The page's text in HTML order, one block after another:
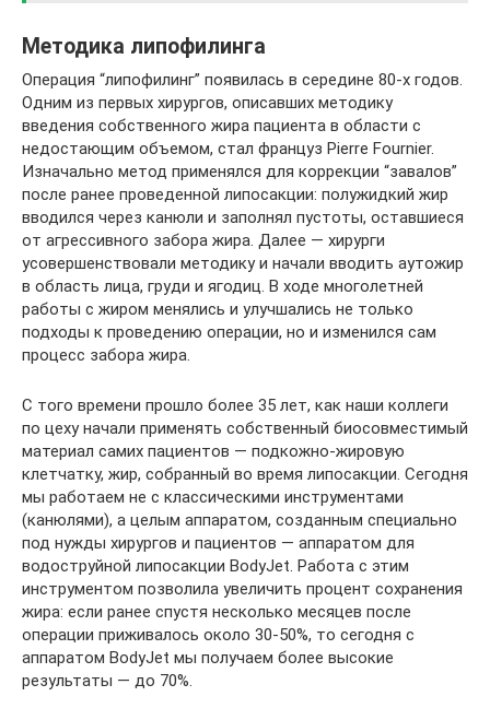
Методика липофилинга
Операция “липофилинг” появилась в середине 80-х годов.
Одним из первых хирургов, описавших методику
введения собственного жира пациента в области с
недостающим объемом, стал француз Pierre Fournier.
Изначально метод применялся для коррекции “завалов”
после ранее проведенной липосакции: полужидкий жир
вводился через канюли и заполнял пустоты, оставшиеся
от агрессивного забора жира. Далее — хирурги
усовершенствовали методику и начали вводить аутожир
в область лица, груди и ягодиц. В ходе многолетней
работы с жиром менялись и улучшались не только
подходы к проведению операции, но и изменился сам
процесс забора жира.
С того времени прошло более 35 лет, как наши коллеги
по цеху начали применять собственный биосовместимый
материал самих пациентов — подкожно-жировую
клетчатку, жир, собранный во время липосакции. Сегодня
мы работаем не с классическими инструментами
(канюлями), а целым аппаратом, созданным специально
под нужды хирургов и пациентов — аппаратом для
водоструйной липосакции BodyJet. Работа с этим
инструментом позволила увеличить процент сохранения
жира: если ранее спустя несколько месяцев после
операции приживалось около 30-50%, то сегодня с
аппаратом BodyJet мы получаем более высокие
результаты — до 70%.